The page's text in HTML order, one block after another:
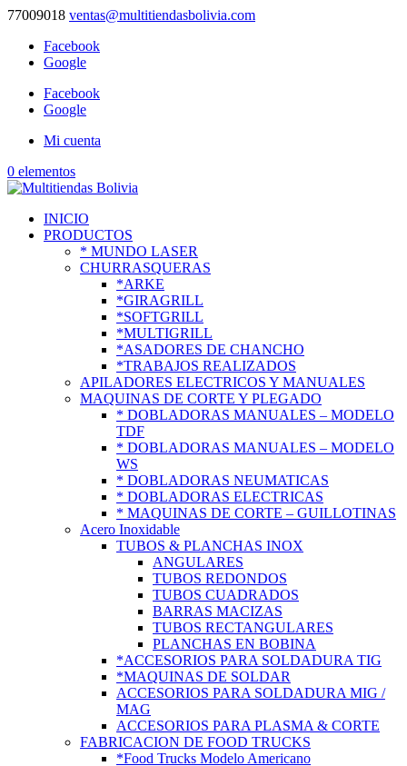
77009018 ventas@multitiendasbolivia.com
Facebook
Google
Facebook
Google
Mi cuenta
0 elementos
INICIO
PRODUCTOS
* MUNDO LASER
CHURRASQUERAS
*ARKE
*GIRAGRILL
*SOFTGRILL
*MULTIGRILL
*ASADORES DE CHANCHO
*TRABAJOS REALIZADOS
APILADORES ELECTRICOS Y MANUALES
MAQUINAS DE CORTE Y PLEGADO
* DOBLADORAS MANUALES – MODELO
TDF
* DOBLADORAS MANUALES – MODELO
WS
* DOBLADORAS NEUMATICAS
* DOBLADORAS ELECTRICAS
* MAQUINAS DE CORTE – GUILLOTINAS
Acero Inoxidable
TUBOS & PLANCHAS INOX
ANGULARES
TUBOS REDONDOS
TUBOS CUADRADOS
BARRAS MACIZAS
TUBOS RECTANGULARES
PLANCHAS EN BOBINA
*ACCESORIOS PARA SOLDADURA TIG
*MAQUINAS DE SOLDAR
ACCESORIOS PARA SOLDADURA MIG /
MAG
ACCESORIOS PARA PLASMA & CORTE
FABRICACION DE FOOD TRUCKS
*Food Trucks Modelo Americano